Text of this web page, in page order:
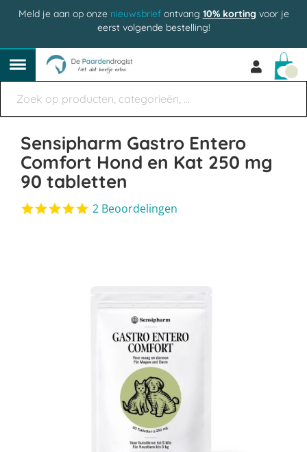
Meld je aan op onze nieuwsbriefontvang 10% korting voor je
eerst volgende bestelling!
Sensipharm Gastro Entero
Comfort Hond en Kat 250 mg
90 tabletten
5.0
star
2 Beoordelingen